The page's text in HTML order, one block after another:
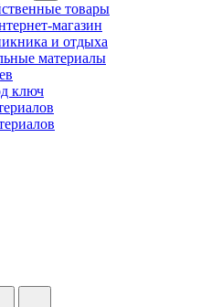
товары
магазин
и отдыха
материалы
ключ